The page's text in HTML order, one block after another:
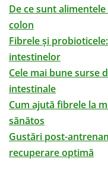
De ce sunt
colon
Fibrele și
intestinelor
Cele mai bune surse
intestinale
Cum ajută fibrele la
sănătos
Gustări post-
recuperare optimă